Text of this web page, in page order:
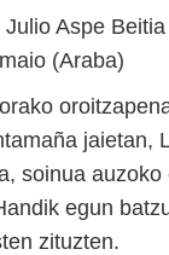
Julio Aspe
(Araba)
jaietan,
soinua
egun
zituzten.